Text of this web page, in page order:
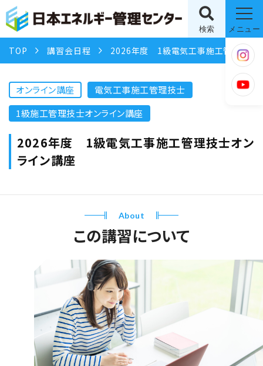
検索 メニュー
TOP 講習会日程 2026年度 1級電気工事施工管理技士オンライン講座
オンライン講座
電気工事施工管理技士
1級施工管理技士オンライン講座
2026年度 1級電気工事施工管理技士オン
ライン講座
About
この講習について